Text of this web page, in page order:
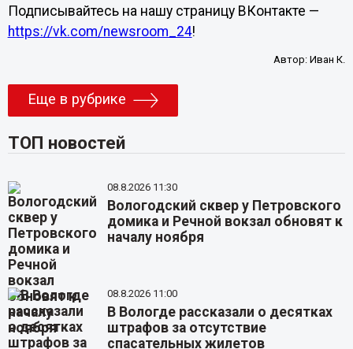
Подписывайтесь на нашу страницу ВКонтакте —
https://vk.com/newsroom_24!
Автор:Иван К.
Еще в рубрике
ТОП новостей
08.8.2026 11:30
Вологодский сквер у Петровского
домика и Речной вокзал обновят к
началу ноября
08.8.2026 11:00
В Вологде рассказали о десятках
штрафов за отсутствие
спасательных жилетов